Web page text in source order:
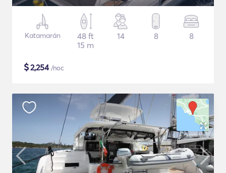
Katamarán
48 ft
15 m
14 8 8
$2,254/noc